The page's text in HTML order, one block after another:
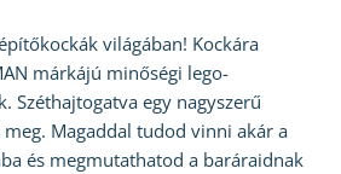
világában! Kockára
márkájú minőségi lego-
Széthajtogatva egy nagyszerű
Magaddal tudod vinni akár a
és megmutathatod a baráraidnak